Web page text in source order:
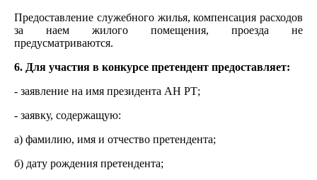
Предоставление служебного жилья, компенсация расходов
за наем жилого помещения, проезда не
предусматриваются.
6. Для участия в конкурсе претендент предоставляет:
- заявление на имя президента АН РТ;
- заявку, содержащую:
а) фамилию, имя и отчество претендента;
б) дату рождения претендента;